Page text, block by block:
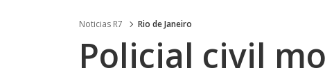
Noticias R7 Rio de Janeiro
Policial civil